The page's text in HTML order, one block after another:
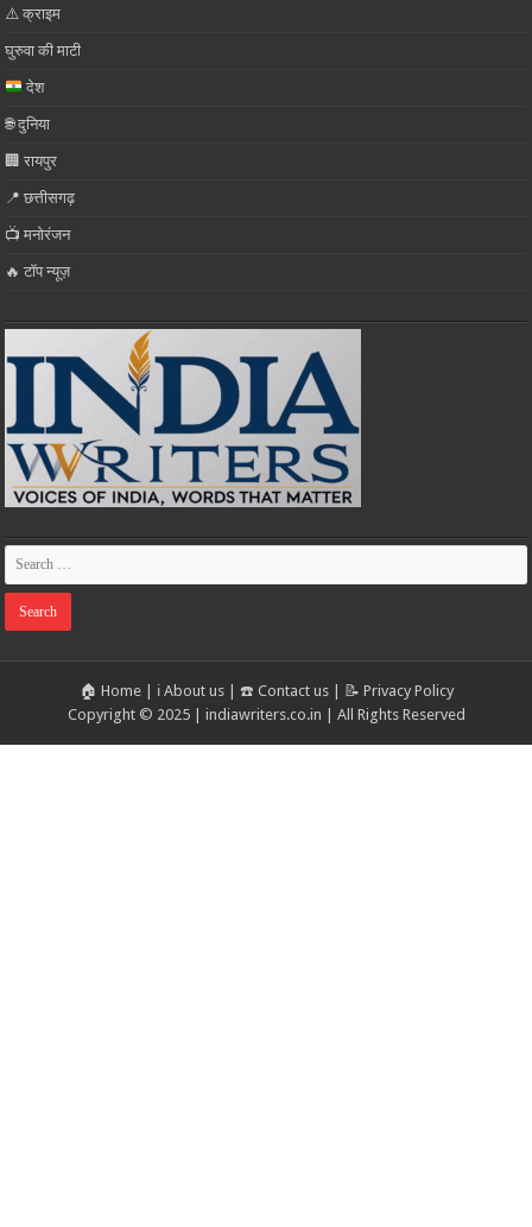
⚠️ क्राइम
घुरुवा की माटी
देश
🌐 दुनिया
🏢 रायपुर
📍 छत्तीसगढ़
📺 मनोरंजन
🔥 टॉप न्यूज़
🏠 Home| ℹ️ About us| ☎️ Contact us| 📝 Privacy Policy
Copyright © 2025 | indiawriters.co.in | All Rights Reserved